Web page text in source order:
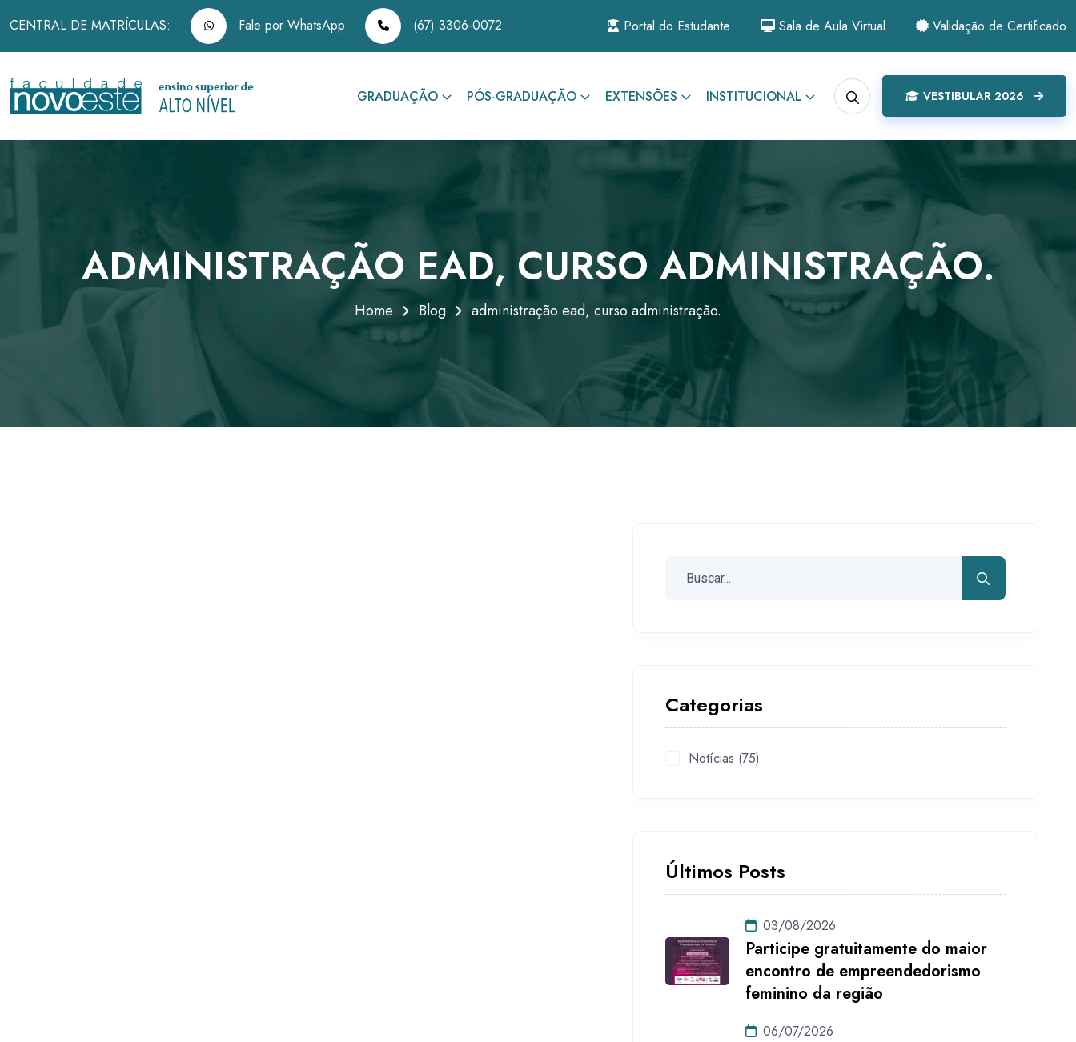
CENTRAL DE MATRÍCULAS: Fale por WhatsApp (67) 3306-0072 Portal do Estudante Sala de Aula Virtual Validação de Certificado
GRADUAÇÃO PÓS-GRADUAÇÃO EXTENSÕES INSTITUCIONAL VESTIBULAR 2026
ADMINISTRAÇÃO EAD, CURSO ADMINISTRAÇÃO.
Home Blog administração ead, curso administração.
Categorias
Notícias (75)
Últimos Posts
03/08/2026
Participe gratuitamente do maior
encontro de empreendedorismo
feminino da região
06/07/2026